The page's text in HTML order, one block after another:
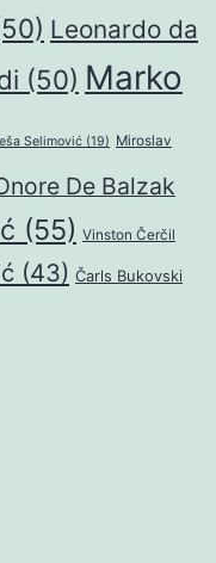
Leonardo da
(50) Marko
Selimović (19) Miroslav
De Balzak
(55) Vinston Čerčil
(43) Čarls Bukovski